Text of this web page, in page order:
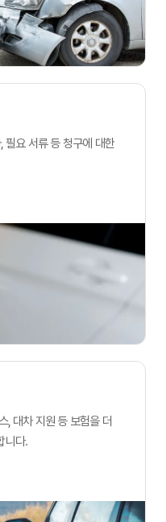
필요 서류 등 청구에 대한
, 대차 지원 등 보험을 더
니다.